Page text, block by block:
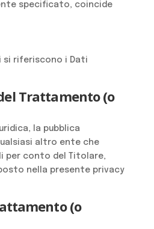
specificato, coincide
si riferiscono i Dati
Trattamento (o
la pubblica
altro ente che
per conto del Titolare,
nella presente privacy
(o